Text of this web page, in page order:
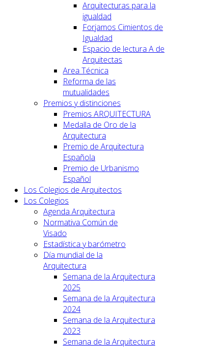
Arquitecturas para la
igualdad
Forjamos Cimientos de
Igualdad
Espacio de lectura A de
Arquitectas
Area Técnica
Reforma de las
mutualidades
Premios y distinciones
Premios ARQUITECTURA
Medalla de Oro de la
Arquitectura
Premio de Arquitectura
Española
Premio de Urbanismo
Español
Los Colegios de Arquitectos
Los Colegios
Agenda Arquitectura
Normativa Común de
Visado
Estadística y barómetro
Día mundial de la
Arquitectura
Semana de la Arquitectura
2025
Semana de la Arquitectura
2024
Semana de la Arquitectura
2023
Semana de la Arquitectura